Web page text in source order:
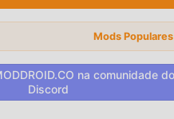
apenas precisa ir ao
pelo clássico jogo de
Mods
na comunidade do
Discord